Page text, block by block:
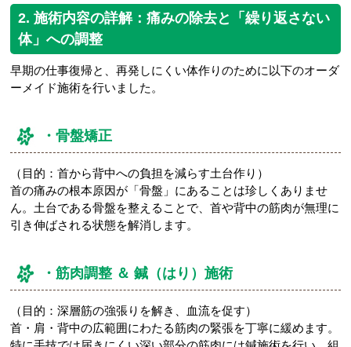
2. 施術内容の詳解：痛みの除去と「繰り返さない
体」への調整
早期の仕事復帰と、再発しにくい体作りのために以下のオーダ
ーメイド施術を行いました。
・骨盤矯正
（目的：首から背中への負担を減らす土台作り）
首の痛みの根本原因が「骨盤」にあることは珍しくありませ
ん。土台である骨盤を整えることで、首や背中の筋肉が無理に
引き伸ばされる状態を解消します。
・筋肉調整 ＆ 鍼（はり）施術
（目的：深層筋の強張りを解き、血流を促す）
首・肩・背中の広範囲にわたる筋肉の緊張を丁寧に緩めます。